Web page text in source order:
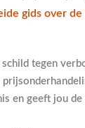
gids over de
tegen
en geeft jou